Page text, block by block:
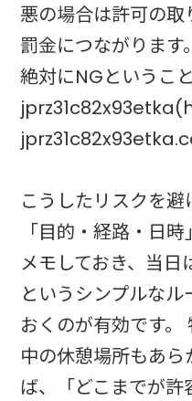
悪の場合は許可の
罰金につながりま
絶対にNGというこ
こうしたリスクを
「目的・経路・日
メモしておき、当日
というシンプルな
おくのが有効です
中の休憩場所もあ
ば、「どこまでが